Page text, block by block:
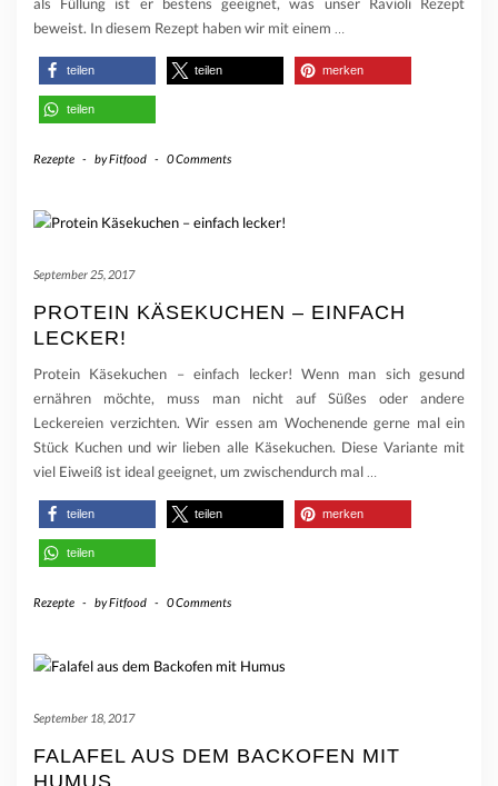
beweist. In diesem Rezept haben wir mit einem
teilen teilen merken
teilen
Rezepte - byFitfood - 0 Comments
September 25, 2017
PROTEIN KÄSEKUCHEN – EINFACH
LECKER!
Protein Käsekuchen – einfach lecker! Wenn man sich gesund
ernähren möchte, muss man nicht auf Süßes oder andere
Leckereien verzichten. Wir essen am Wochenende gerne mal ein
Stück Kuchen und wir lieben alle Käsekuchen. Diese Variante mit
viel Eiweiß ist ideal geeignet, um zwischendurch mal
teilen teilen merken
teilen
Rezepte - byFitfood - 0 Comments
September 18, 2017
FALAFEL AUS DEM BACKOFEN MIT
HUMUS